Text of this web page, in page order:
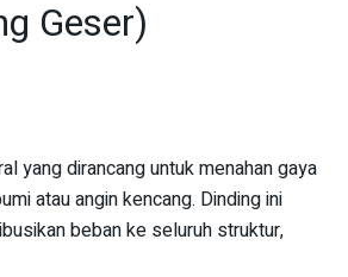
Geser)
yang dirancang untuk menahan gaya
atau angin kencang. Dinding ini
beban ke seluruh struktur,